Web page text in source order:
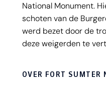
National Monument.
schoten van de
werd bezet door de
deze weigerden te
OVER FORT SUMTER